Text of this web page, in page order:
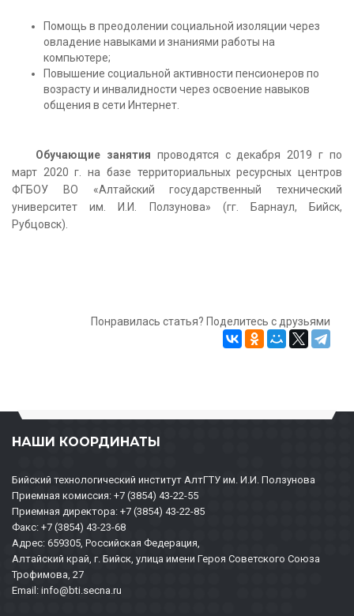
Помощь в преодолении социальной изоляции через
овладение навыками и знаниями работы на
компьютере;
Повышение социальной активности пенсионеров по
возрасту и инвалидности через освоение навыков
общения в сети Интернет.
Обучающие занятия проводятся с декабря 2019 г по
март 2020 г. на базе территориальных ресурсных центров
ФГБОУ ВО «Алтайский государственный технический
университет им. И.И. Ползунова» (гг. Барнаул, Бийск,
Рубцовск).
Понравилась статья? Поделитесь с друзьями
НАШИ КООРДИНАТЫ
Бийский технологический институт АлтГТУ им. И.И. Ползунова
Приемная комиссия: +7 (3854) 43-22-55
Приемная директора: +7 (3854) 43-22-85
Факс: +7 (3854) 43-23-68
Адрес: 659305, Российская Федерация,
Алтайский край, г. Бийск, улица имени Героя Советского Союза
Трофимова, 27
Email: info@bti.secna.ru